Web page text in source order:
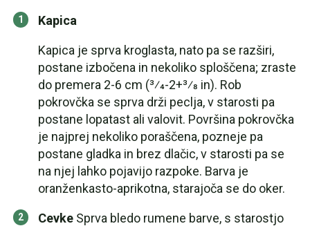
Kapica
Kapica je sprva kroglasta, nato pa se razširi,
postane izbočena in nekoliko sploščena; zraste
do premera 2-6 cm (3⁄4-2+3⁄8 in). Rob
pokrovčka se sprva drži peclja, v starosti pa
postane lopatast ali valovit. Površina pokrovčka
je najprej nekoliko poraščena, pozneje pa
postane gladka in brez dlačic, v starosti pa se
na njej lahko pojavijo razpoke. Barva je
oranženkasto-aprikotna, starajoča se do oker.
Cevke Sprva bledo rumene barve, s starostjo